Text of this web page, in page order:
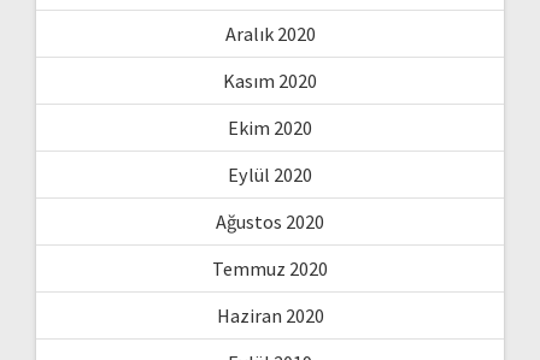
Aralık 2020
Kasım 2020
Ekim 2020
Eylül 2020
Ağustos 2020
Temmuz 2020
Haziran 2020